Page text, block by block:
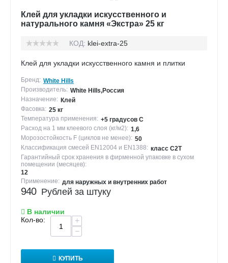
Клей для укладки искусственного и
натурального камня «Экстра» 25 кг
КОД: klei-extra-25
Клей для укладки искусственного камня и плитки
Бренд: White Hills
Производитель: White Hills,Россия
Назначение: Клей
Фасовка: 25 кг
Температура применения: +5 градусов С
Расход на 1 мм клеевого слоя (кг/м2): 1,6
Морозостойкость F (циклов не менее): 50
Классификация смесей EN12004 и EN1388: класс С2Т
Гарантийный срок хранения в фирменной упаковке в сухом
помещении (месяцев):
12
Применение: для наружных и внутренних работ
940 Рублей за штуку
В наличии
Кол-во:
+
−
КУПИТЬ